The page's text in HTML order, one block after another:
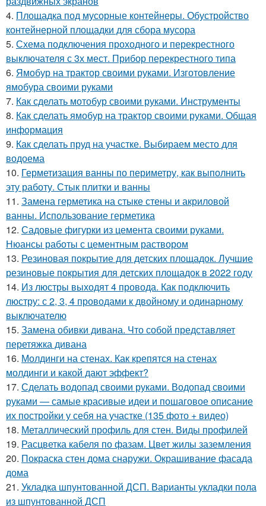
4. Площадка под мусорные контейнеры. Обустройство
контейнерной площадки для сбора мусора
5. Схема подключения проходного и перекрестного
выключателя с 3х мест. Прибор перекрестного типа
6. Ямобур на трактор своими руками. Изготовление
ямобура своими руками
7. Как сделать мотобур своими руками. Инструменты
8. Как сделать ямобур на трактор своими руками. Общая
информация
9. Как сделать пруд на участке. Выбираем место для
водоема
10. Герметизация ванны по периметру, как выполнить
эту работу. Стык плитки и ванны
11. Замена герметика на стыке стены и акриловой
ванны. Использование герметика
12. Садовые фигурки из цемента своими руками.
Нюансы работы с цементным раствором
13. Резиновая покрытие для детских площадок. Лучшие
резиновые покрытия для детских площадок в 2022 году
14. Из люстры выходят 4 провода. Как подключить
люстру: с 2, 3, 4 проводами к двойному и одинарному
выключателю
15. Замена обивки дивана. Что собой представляет
перетяжка дивана
16. Молдинги на стенах. Как крепятся на стенах
молдинги и какой дают эффект?
17. Сделать водопад своими руками. Водопад своими
руками — самые красивые идеи и пошаговое описание
их постройки у себя на участке (135 фото + видео)
18. Металлический профиль для стен. Виды профилей
19. Расцветка кабеля по фазам. Цвет жилы заземления
20. Покраска стен дома снаружи. Окрашивание фасада
дома
21. Укладка шпунтованной ДСП. Варианты укладки пола
из шпунтованной ДСП